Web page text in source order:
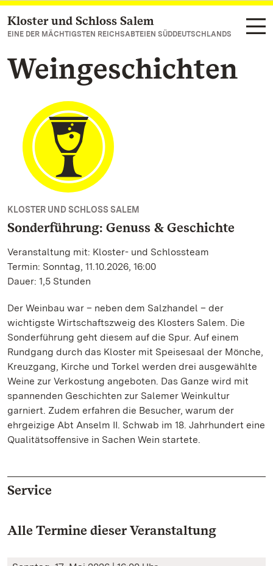
Zum Hauptinhalt springen
Kloster und Schloss Salem
EINE DER MÄCHTIGSTEN REICHSABTEIEN SÜDDEUTSCHLANDS
Weingeschichten
KLOSTER UND SCHLOSS SALEM
Sonderführung: Genuss & Geschichte
Veranstaltung mit: Kloster- und Schlossteam
Termin: Sonntag, 11.10.2026, 16:00
Dauer: 1,5 Stunden
Der Weinbau war – neben dem Salzhandel – der
wichtigste Wirtschaftszweig des Klosters Salem. Die
Sonderführung geht diesem auf die Spur. Auf einem
Rundgang durch das Kloster mit Speisesaal der Mönche,
Kreuzgang, Kirche und Torkel werden drei ausgewählte
Weine zur Verkostung angeboten. Das Ganze wird mit
spannenden Geschichten zur Salemer Weinkultur
garniert. Zudem erfahren die Besucher, warum der
ehrgeizige Abt Anselm II. Schwab im 18. Jahrhundert eine
Qualitätsoffensive in Sachen Wein startete.
Service
Alle Termine dieser Veranstaltung